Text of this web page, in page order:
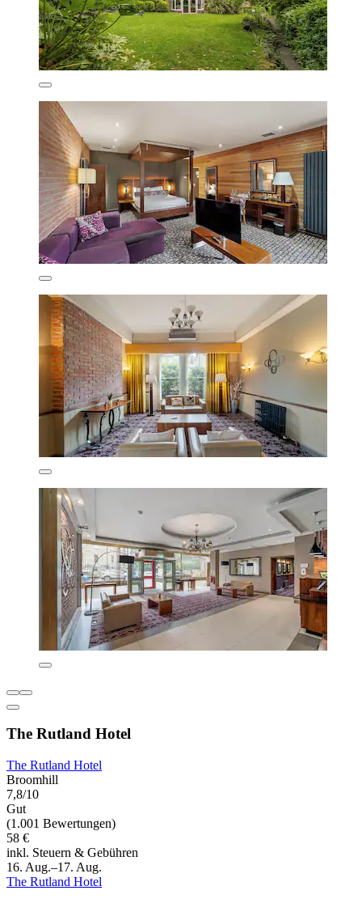
The Rutland Hotel
The Rutland Hotel
Broomhill
7,8/10
Gut
(1.001 Bewertungen)
58 €
inkl. Steuern & Gebühren
16. Aug.–17. Aug.
The Rutland Hotel